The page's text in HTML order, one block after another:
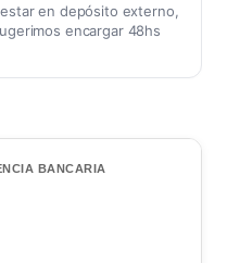
en depósito externo,
encargar 48hs
BANCARIA